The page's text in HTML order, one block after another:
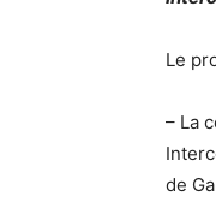
Le
– La
de